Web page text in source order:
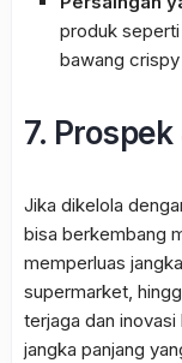
produk
bawang
7.
Jika dikelola
bisa berkembang
memperluas
supermarket,
terjaga dan
jangka panjang